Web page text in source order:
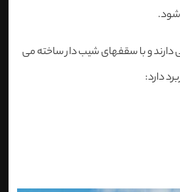
شود.
دارند و با سقفهای شیب دار ساخته می
دارد: